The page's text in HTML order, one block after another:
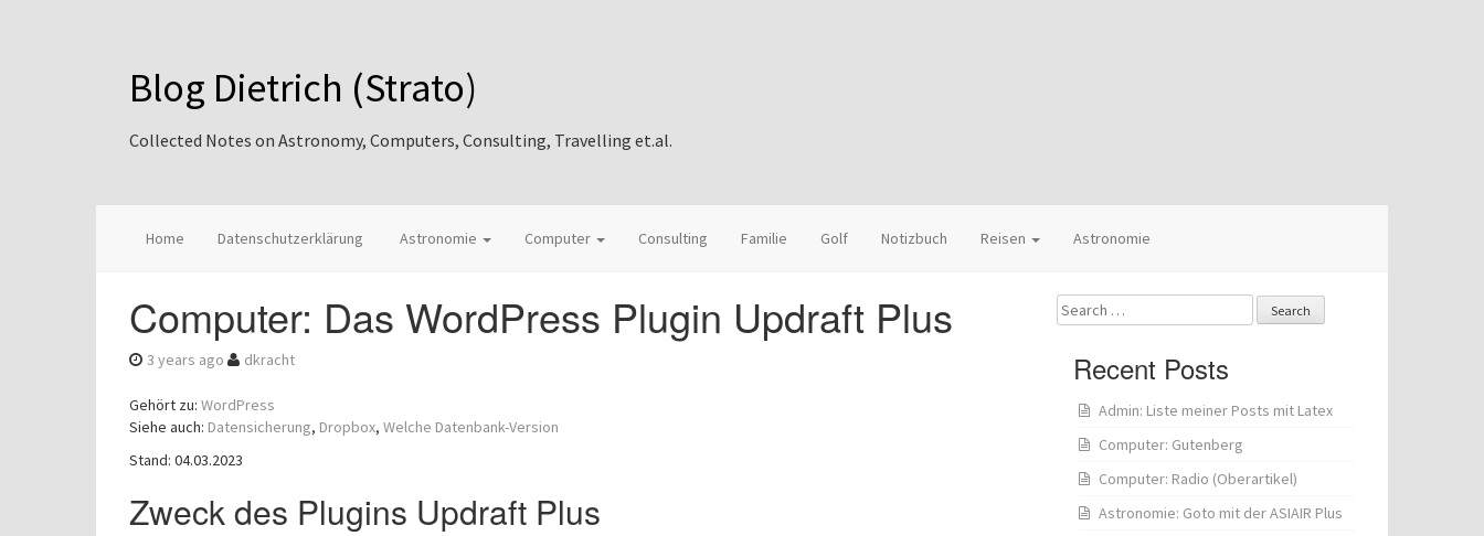
Blog Dietrich (Strato)
Collected Notes on Astronomy, Computers, Consulting, Travelling et.al.
Home Datenschutzerklärung Astronomie Computer Consulting Familie Golf Notizbuch Reisen Astronomie
Computer: Das WordPress Plugin Updraft Plus
3 years ago dkracht
Gehört zu: WordPress
Siehe auch: Datensicherung, Dropbox, Welche Datenbank-Version
Stand: 04.03.2023
Zweck des Plugins Updraft Plus
Search
for:
Recent Posts
Admin: Liste meiner Posts mit Latex
Computer: Gutenberg
Computer: Radio (Oberartikel)
Astronomie: Goto mit der ASIAIR Plus